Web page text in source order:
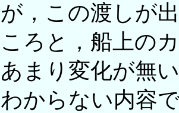
が，この渡しが
ころと，船上の
あまり変化が無
わからない内容